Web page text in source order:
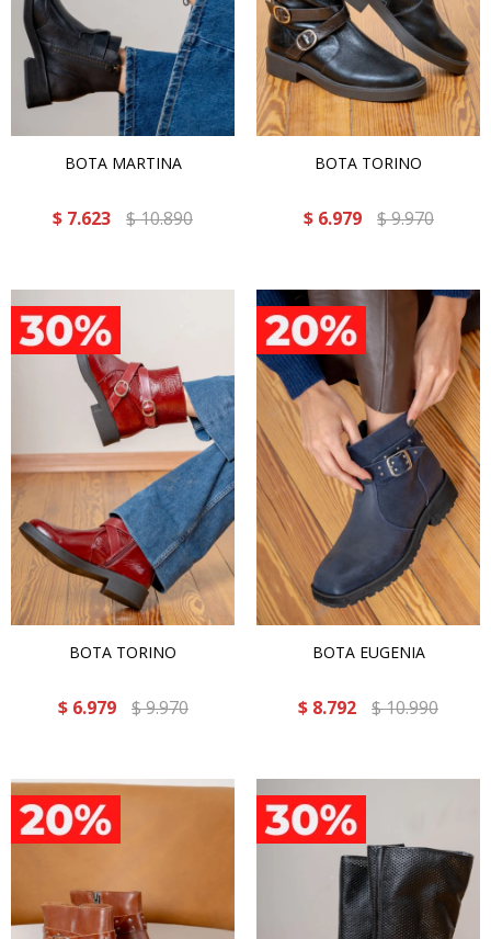
BOTA MARTINA
$ 7.623 $10.890
BOTA TORINO
$ 6.979 $9.970
BOTA TORINO
$ 6.979 $9.970
BOTA EUGENIA
$ 8.792 $10.990